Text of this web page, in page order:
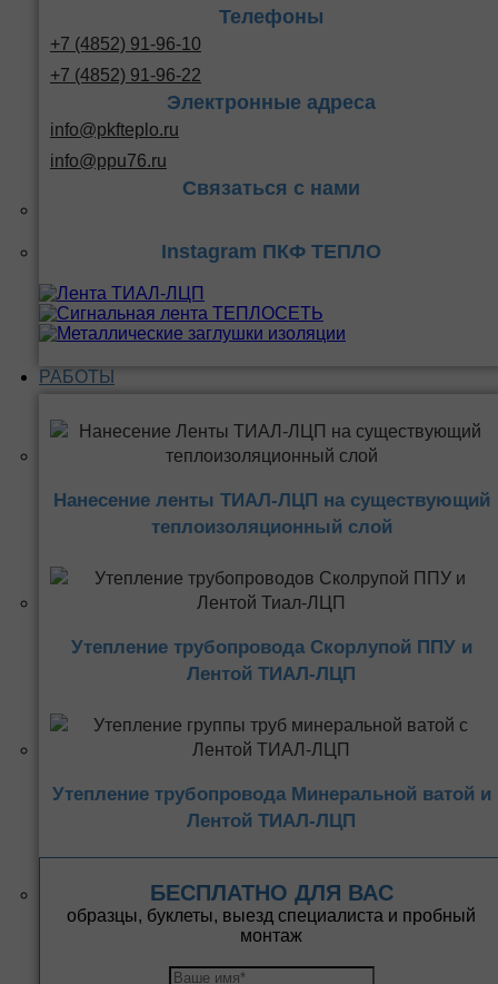
Телефоны
+7 (4852) 91-96-10
+7 (4852) 91-96-22
Электронные адреса
info@pkfteplo.ru
info@ppu76.ru
Связаться с нами
Instagram ПКФ ТЕПЛО
РАБОТЫ
Нанесение ленты ТИАЛ-ЛЦП на существующий
теплоизоляционный слой
Утепление трубопровода Скорлупой ППУ и
Лентой ТИАЛ-ЛЦП
Утепление трубопровода Минеральной ватой и
Лентой ТИАЛ-ЛЦП
БЕСПЛАТНО ДЛЯ ВАС
образцы, буклеты, выезд специалиста и пробный
монтаж